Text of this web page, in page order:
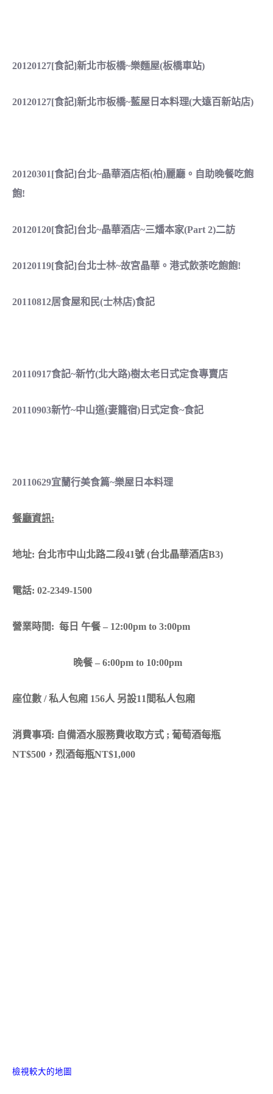
20120127[食記]新北市板橋~樂麵屋(板橋車站)
20120127[食記]新北市板橋~藍屋日本料理(大遠百新站店)
20120301[食記]台北~晶華酒店栢(柏)麗廳。自助晚餐吃飽
飽!
20120120[食記]台北~晶華酒店~三燔本家(Part 2)二訪
20120119[食記]台北士林~故宮晶華。港式飲荼吃飽飽!
20110812居食屋和民(士林店)食記
20110917食記~新竹(北大路)樹太老日式定食專賣店
20110903新竹~中山道(妻籠宿)日式定食~食記
20110629宜蘭行美食篇~樂屋日本料理
餐廳資訊:
地址: 台北市中山北路二段41號 (台北晶華酒店B3)
電話: 02-2349-1500
營業時間: 每日 午餐 – 12:00pm to 3:00pm
晚餐 – 6:00pm to 10:00pm
座位數 / 私人包廂 156人 另設11間私人包廂
消費事項: 自備酒水服務費收取方式 ; 葡萄酒每瓶
NT$500，烈酒每瓶NT$1,000
檢視較大的地圖